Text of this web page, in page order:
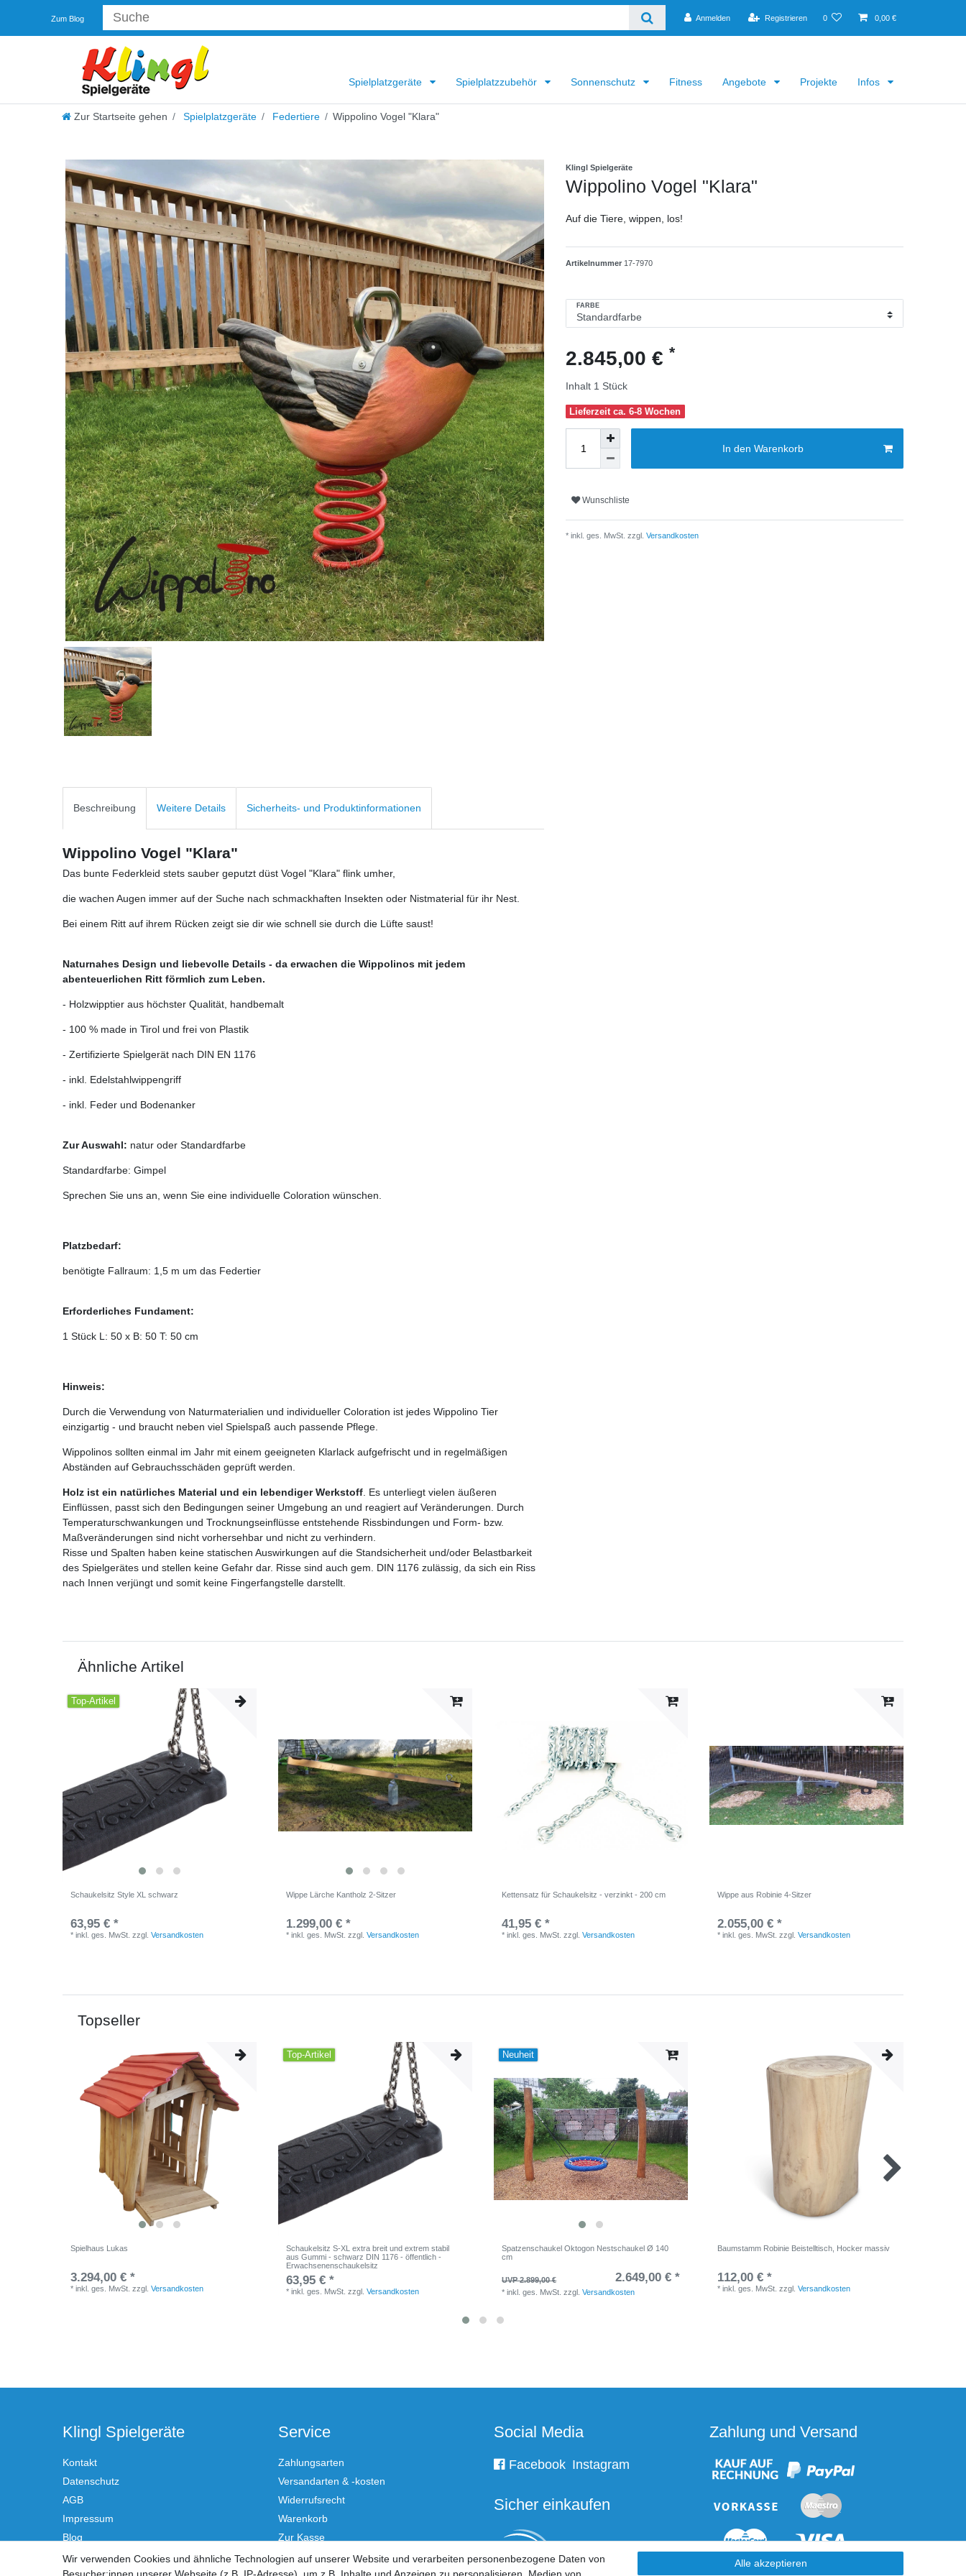
Zum Blog Anmelden Registrieren 0 0,00 €
Spielplatzgeräte Spielplatzzubehör Sonnenschutz Fitness Angebote Projekte Infos
Zur Startseite gehen Spielplatzgeräte Federtiere Wippolino Vogel "Klara"
Klingl Spielgeräte
Wippolino Vogel "Klara"
Auf die Tiere, wippen, los!
Artikelnummer 17-7970
FARBE
2.845,00 € *
Inhalt 1 Stück
Lieferzeit ca. 6-8 Wochen
In den Warenkorb
Wunschliste
* inkl. ges. MwSt. zzgl. Versandkosten
Beschreibung Weitere Details Sicherheits- und Produktinformationen
Wippolino Vogel "Klara"
Das bunte Federkleid stets sauber geputzt düst Vogel "Klara" flink umher,
die wachen Augen immer auf der Suche nach schmackhaften Insekten oder Nistmaterial für ihr Nest.
Bei einem Ritt auf ihrem Rücken zeigt sie dir wie schnell sie durch die Lüfte saust!
Naturnahes Design und liebevolle Details - da erwachen die Wippolinos mit jedem
abenteuerlichen Ritt förmlich zum Leben.
- Holzwipptier aus höchster Qualität, handbemalt
- 100 % made in Tirol und frei von Plastik
- Zertifizierte Spielgerät nach DIN EN 1176
- inkl. Edelstahlwippengriff
- inkl. Feder und Bodenanker
Zur Auswahl: natur oder Standardfarbe
Standardfarbe: Gimpel
Sprechen Sie uns an, wenn Sie eine individuelle Coloration wünschen.
Platzbedarf:
benötigte Fallraum: 1,5 m um das Federtier
Erforderliches Fundament:
1 Stück L: 50 x B: 50 T: 50 cm
Hinweis:
Durch die Verwendung von Naturmaterialien und individueller Coloration ist jedes Wippolino Tier
einzigartig - und braucht neben viel Spielspaß auch passende Pflege.
Wippolinos sollten einmal im Jahr mit einem geeigneten Klarlack aufgefrischt und in regelmäßigen
Abständen auf Gebrauchsschäden geprüft werden.
Holz ist ein natürliches Material und ein lebendiger Werkstoff . Es unterliegt vielen äußeren
Einflüssen, passt sich den Bedingungen seiner Umgebung an und reagiert auf Veränderungen. Durch
Temperaturschwankungen und Trocknungseinflüsse entstehende Rissbindungen und Form- bzw.
Maßveränderungen sind nicht vorhersehbar und nicht zu verhindern.
Risse und Spalten haben keine statischen Auswirkungen auf die Standsicherheit und/oder Belastbarkeit
des Spielgerätes und stellen keine Gefahr dar. Risse sind auch gem. DIN 1176 zulässig, da sich ein Riss
nach Innen verjüngt und somit keine Fingerfangstelle darstellt.
Ähnliche Artikel
Top-Artikel
Schaukelsitz Style XL schwarz
63,95 € *
*inkl. ges. MwSt. zzgl.Versandkosten
Wippe Lärche Kantholz 2-Sitzer
1.299,00 € *
*inkl. ges. MwSt. zzgl.Versandkosten
Kettensatz für Schaukelsitz - verzinkt - 200 cm
41,95 € *
*inkl. ges. MwSt. zzgl.Versandkosten
Wippe aus Robinie 4-Sitzer
2.055,00 € *
*inkl. ges. MwSt. zzgl.Versandkosten
Topseller
Spielhaus Lukas
3.294,00 € *
*inkl. ges. MwSt. zzgl.Versandkosten
Top-Artikel
Schaukelsitz S-XL extra breit und extrem stabil
aus Gummi - schwarz DIN 1176 - öffentlich -
Erwachsenenschaukelsitz
63,95 € *
*inkl. ges. MwSt. zzgl.Versandkosten
Neuheit
Spatzenschaukel Oktogon Nestschaukel Ø 140
cm
UVP 2.899,00 € 2.649,00 € *
*inkl. ges. MwSt. zzgl.Versandkosten
Baumstamm Robinie Beistelltisch, Hocker massiv
112,00 € *
*inkl. ges. MwSt. zzgl.Versandkosten
Klingl Spielgeräte
Kontakt
Datenschutz
AGB
Impressum
Blog
Service
Zahlungsarten
Versandarten & -kosten
Widerrufsrecht
Warenkorb
Zur Kasse
Hilfe
Social Media
Facebook Instagram
Sicher einkaufen
Zahlung und Versand
Wir verwenden Cookies und ähnliche Technologien auf unserer Website und verarbeiten personenbezogene Daten von
Alle akzeptieren